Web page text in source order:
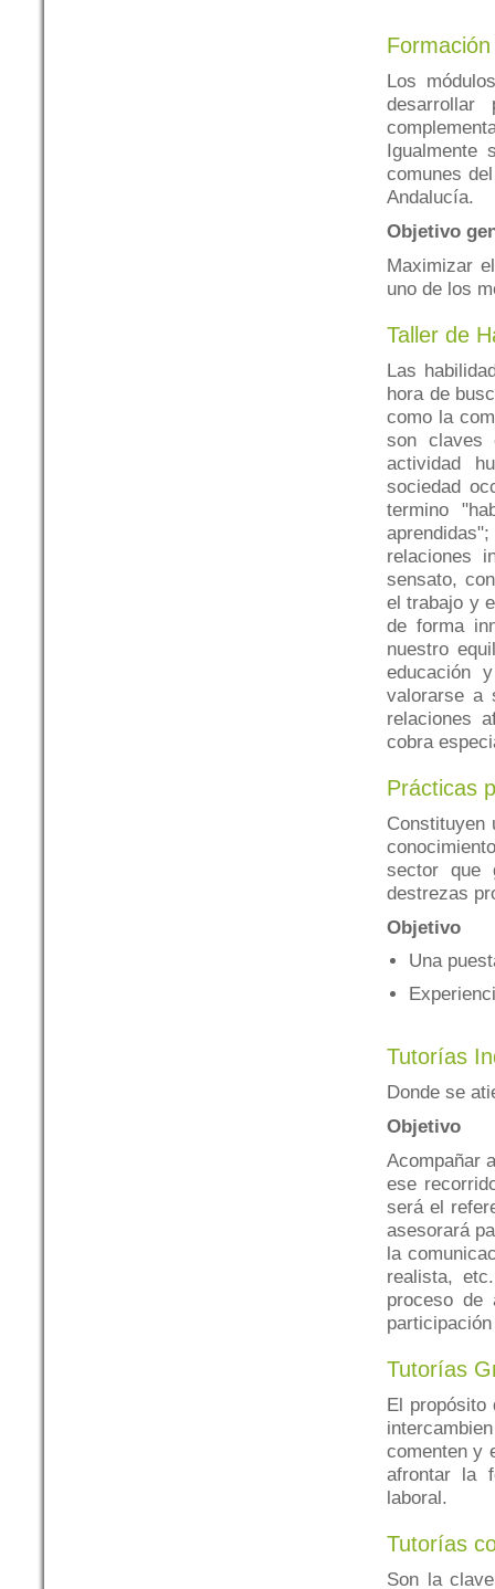
Los
desarrollar
Igualmente
comunes
Andalucía.
Objetivo
Maximizar
uno de los
Taller de
Las
hora de
como la
son claves
actividad
sociedad
termino
relaciones
sensato,
el trabajo y
de forma
nuestro
educación
valorarse a
relaciones
cobra
Prácticas
Constituyen
sector que
destrezas
Objetivo
Una
Tutorías
Donde se
Objetivo
Acompañar
ese
será el
asesorará
la
realista,
proceso de
Tutorías
El propósito
comenten y
afrontar la
laboral.
Tutorías
Son la